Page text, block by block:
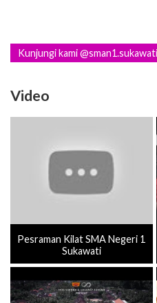
Kunjungi kami @sman1.sukawati
Video
Pesraman Kilat SMA Negeri 1
Sukawati